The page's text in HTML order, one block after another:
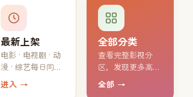
最新上架
电影 · 电视剧 · 动
漫 · 综艺每日同步
上新，最新高清视
频持续免费观看
进入 →
全部分类
查看完整影视分
区，发现更多高清
免费片源
全部 →